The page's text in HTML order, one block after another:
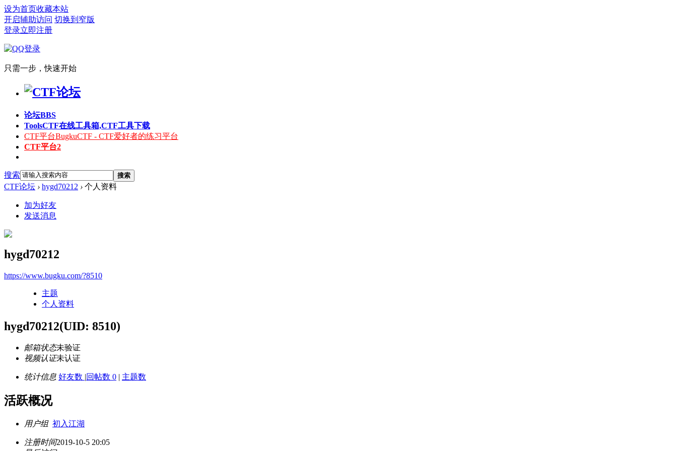
设为首页收藏本站
开启辅助访问 切换到窄版
登录立即注册
只需一步，快速开始
论坛BBS
ToolsCTF在线工具箱,CTF工具下载
CTF平台BugkuCTF - CTF爱好者的练习平台
CTF平台2
搜索 搜索
CTF论坛 › hygd70212 › 个人资料
加为好友
发送消息
hygd70212
https://www.bugku.com/?8510
主题
个人资料
hygd70212(UID: 8510)
邮箱状态未验证
视频认证未认证
统计信息 好友数 |回帖数 0 | 主题数
活跃概况
用户组 初入江湖
注册时间2019-10-5 20:05